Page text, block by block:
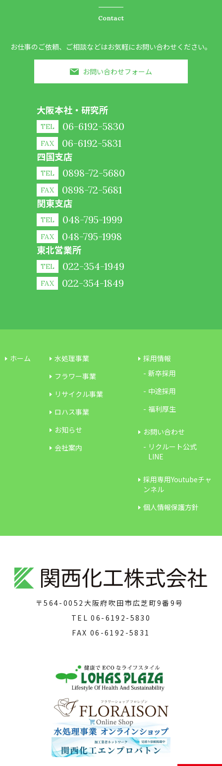
Contact
お仕事のご依頼、ご相談などはお気軽にお問い合わせください。
お問い合わせフォーム
大阪本社・研究所
TEL 06-6192-5830
FAX 06-6192-5831
四国支店
TEL 0898-72-5680
FAX 0898-72-5681
関東支店
TEL 048-795-1999
FAX 048-795-1998
東北営業所
TEL 022-354-1949
FAX 022-354-1849
ホーム
水処理事業
フラワー事業
リサイクル事業
ロハス事業
お知らせ
会社案内
採用情報
新卒採用
中途採用
福利厚生
お問い合わせ
リクルート公式
LINE
採用専用Youtubeチャ
ンネル
個人情報保護方針
〒564-0052 大阪府吹田市広芝町9番9号
TEL06-6192-5830
FAX 06-6192-5831